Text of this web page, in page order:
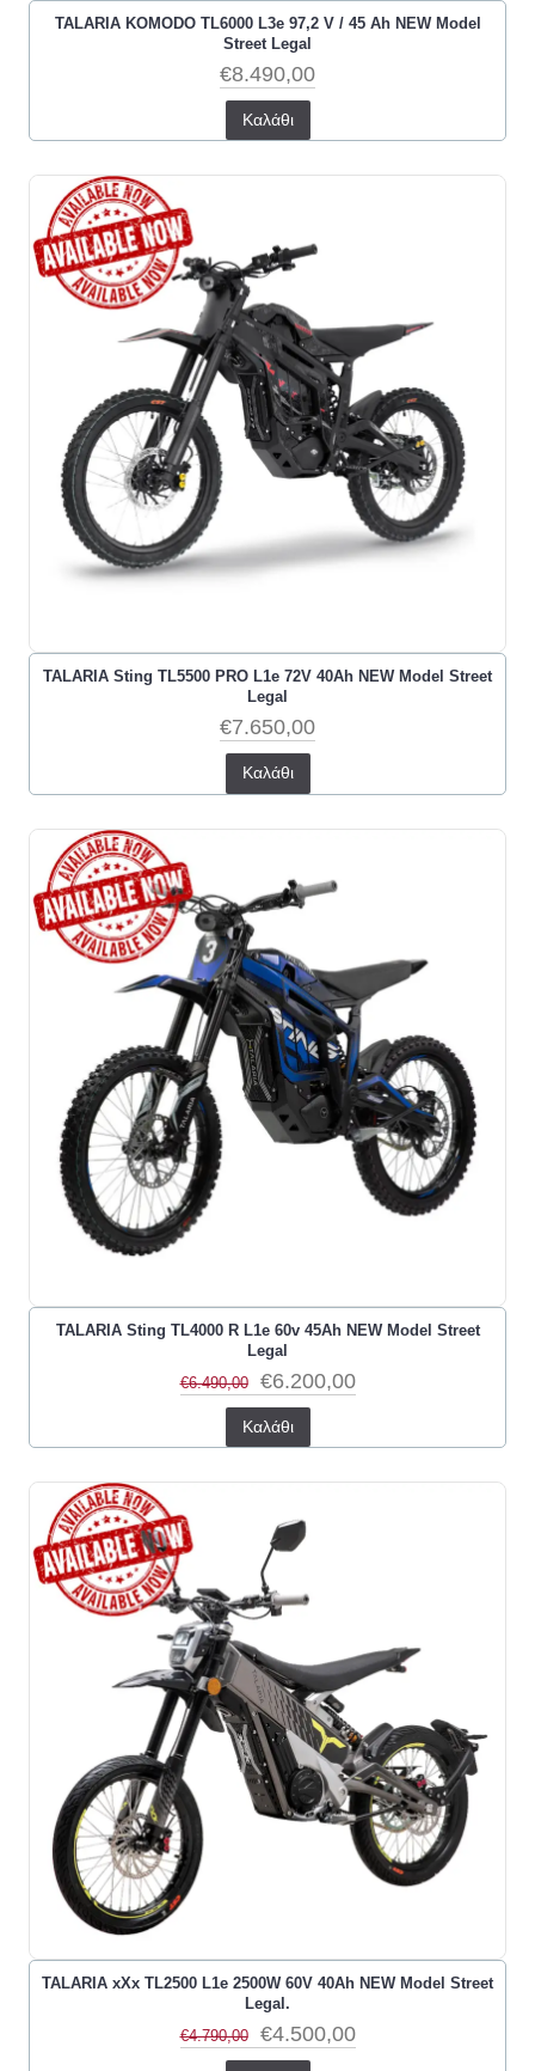
TALARIA KOMODO TL6000 L3e 97,2 V / 45 Ah NEW Model
Street Legal
€8.490,00
Καλάθι
TALARIA Sting TL5500 PRO L1e 72V 40Ah NEW Model Street
Legal
€7.650,00
Καλάθι
TALARIA Sting TL4000 R L1e 60v 45Ah NEW Model Street
Legal
€6.490,00
€6.200,00
Καλάθι
TALARIA xXx TL2500 L1e 2500W 60V 40Ah NEW Model Street
Legal.
€4.790,00
€4.500,00